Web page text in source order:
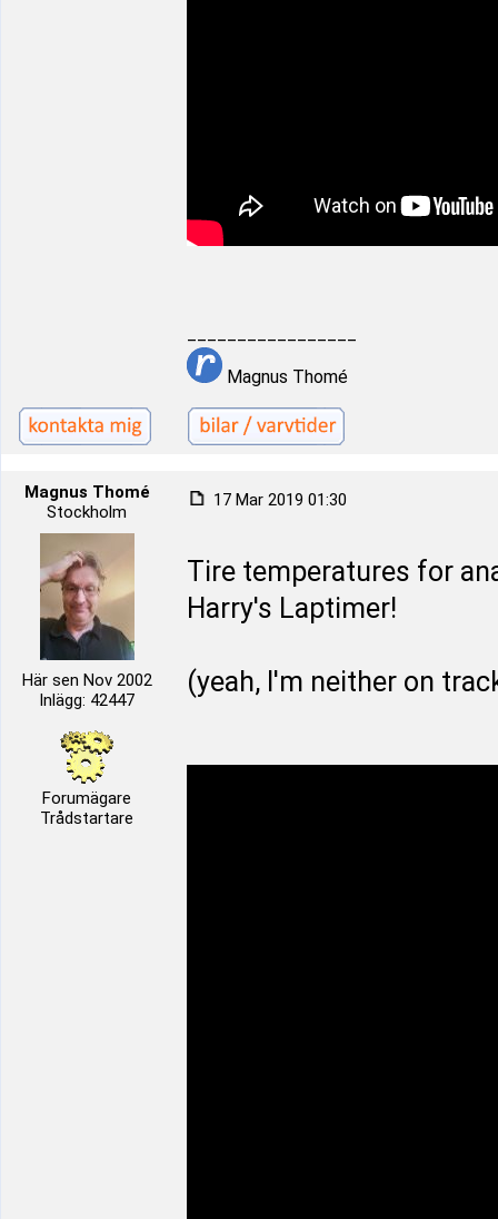
Magnus Thomé
Magnus Thomé
Stockholm
Här sen Nov 2002
Inlägg: 42447
Forumägare
Trådstartare
17 Mar 2019 01:30
Tire temperatures for
Harry's Laptimer!
(yeah, I'm neither on